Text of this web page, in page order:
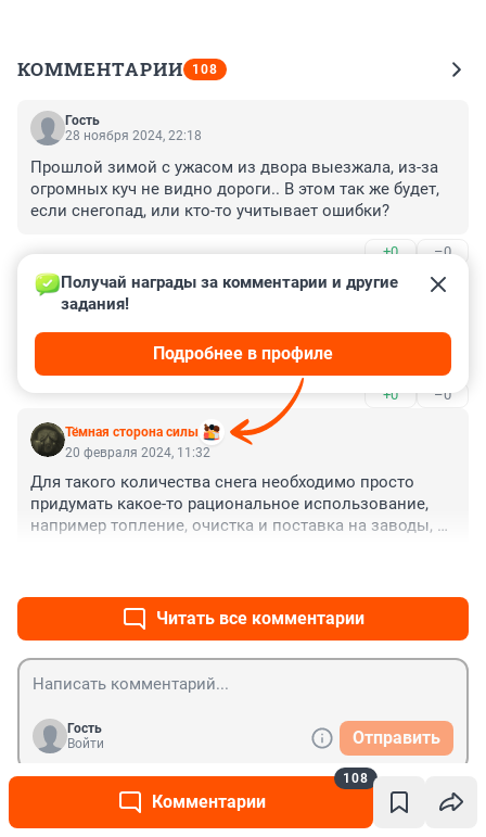
Комментарии
108
КОММЕНТАРИИ 108
Гость
28 ноября 2024, 22:18
Прошлой зимой с ужасом из двора выезжала, из-за
огромных куч не видно дороги.. В этом так же будет,
если снегопад, или кто-то учитывает ошибки?
+0 –0
Гость
20 февраля 2024, 16:08
Не так давно год два назад красиво развешивали про
какие то плавильные пункты где они?
+0 –0
Тёмная сторона силы
Получай награды за комментарии и другие
задания!
Подробнее в профиле
20 февраля 2024, 11:32
Для такого количества снега необходимо просто
придумать какое-то рациональное использование,
например топление, очистка и поставка на заводы, в
Читать все комментарии
Гость
Войти
Отправить
Новости СМИ2